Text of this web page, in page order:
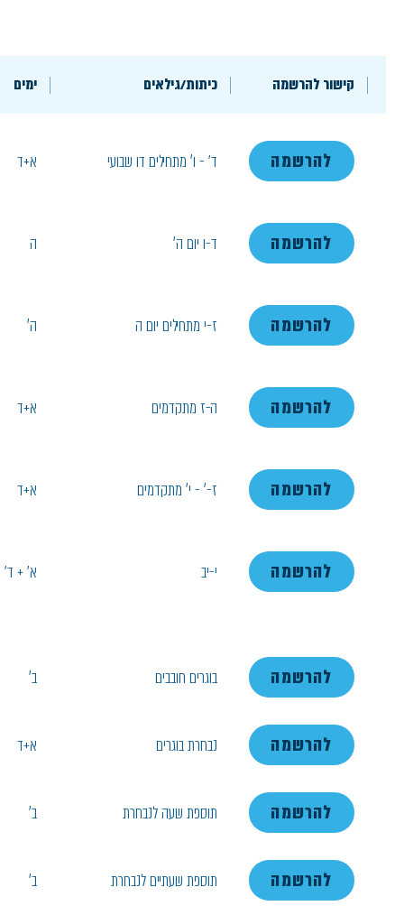
קישור להרשמה כיתות/גילאים ימים
להרשמה ד׳ - ו' מתחילים דו שבועי א+ד
להרשמה ד-ו יום ה' ה
להרשמה ז-י מתחילים יום ה ה'
להרשמה ה-ז מתקדמים א+ד
להרשמה ז-' - י' מתקדמים א+ד
להרשמה י-יב א׳ + ד׳
להרשמה בוגרים חובבים ב'
להרשמה נבחרת בוגרים א+ד
להרשמה תוספת שעה לנבחרת ב'
להרשמה תוספת שעתיים לנבחרת ב'